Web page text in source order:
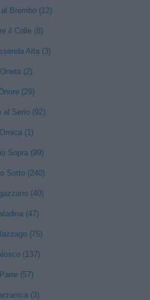
Brembo (12)
il Colle (8)
Alta (3)
Oneta (2)
(29)
al Serio (92)
Ornica (1)
Sopra (99)
Sotto (240)
(40)
(47)
(75)
(137)
Parre (57)
(3)